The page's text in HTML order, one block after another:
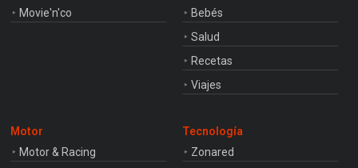
Movie'n'co
Bebés
Salud
Recetas
Viajes
Motor
Motor & Racing
Tecnología
Zonared